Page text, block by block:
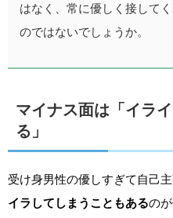
はなく、常に優しく接して
のではないでしょうか。
マイナス面は「イラ
る」
受け身男性の優しすぎて自己
イラしてしまうこともあるの